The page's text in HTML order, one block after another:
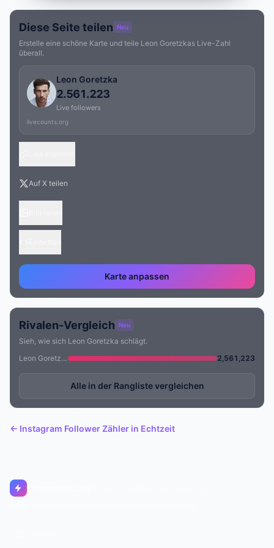
Diese Seite teilen Neu
Erstelle eine schöne Karte und teile Leon Goretzkas Live-Zahl
überall.
Leon Goretzka
2.561.223
Live followers
livecounts.org
Auf X teilen
Karte anpassen
Rivalen-Vergleich Neu
Sieh, wie sich Leon Goretzka schlägt.
Leon Goretzka
2,561,223
Alle in der Rangliste vergleichen
← Instagram Follower Zähler in Echtzeit